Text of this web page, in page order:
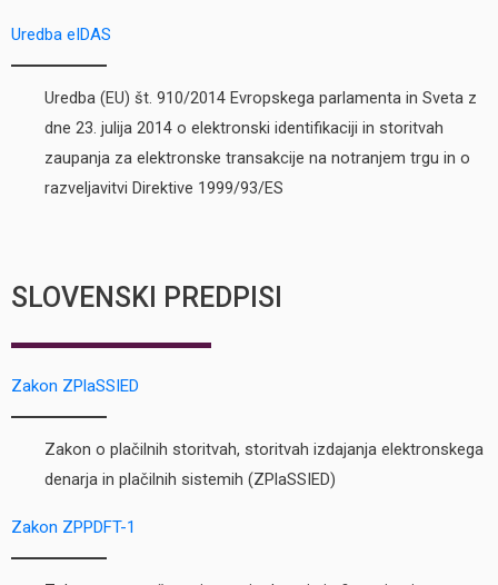
Uredba eIDAS
Uredba (EU) št. 910/2014 Evropskega parlamenta in Sveta z
dne 23. julija 2014 o elektronski identifikaciji in storitvah
zaupanja za elektronske transakcije na notranjem trgu in o
razveljavitvi Direktive 1999/93/ES
SLOVENSKI PREDPISI
Zakon ZPlaSSIED
Zakon o plačilnih storitvah, storitvah izdajanja elektronskega
denarja in plačilnih sistemih (ZPlaSSIED)
Zakon ZPPDFT-1